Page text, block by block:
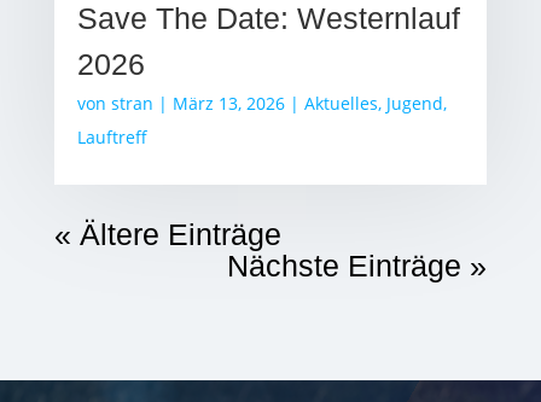
Save The Date: Westernlauf
2026
von stran | März 13, 2026| Aktuelles, Jugend,
Lauftreff
« Ältere Einträge
Nächste Einträge »